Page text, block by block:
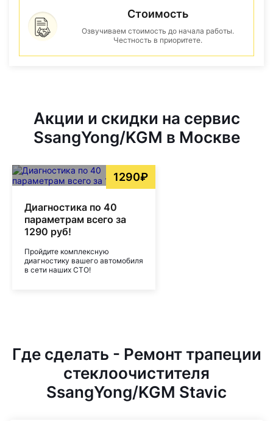
Стоимость
Озвучиваем стоимость до начала работы.
Честность в приоритете.
Акции и скидки на сервис
SsangYong/KGM в Москве
1290₽
Диагностика по 40
параметрам всего за
1290 руб!
Пройдите комплексную
диагностику вашего автомобиля
в сети наших СТО!
Где сделать - Ремонт трапеции
стеклоочистителя
SsangYong/KGM Stavic